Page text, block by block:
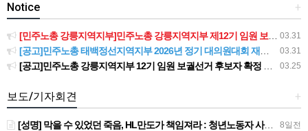
+
Notice
03.31
[민주노총 강릉지역지부]민주노총 강릉지역지부 제12기 임원 보궐선거결과 공고
03.31
[공고]민주노총 태백정선지역지부 2026년 정기 대의원대회 재소집 건
03.25
[공고]민주노총 강릉지역지부 12기 임원 보궐선거 후보자 확정 공고
+
보도/기자회견
8일전
[성명] 막을 수 있었던 죽음, HL만도가 책임져라 : 청년노동자 사망사고의 철저한 진상규명과 재발방지 대책 마련하라